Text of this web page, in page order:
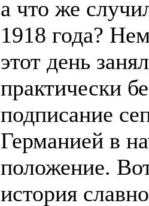
а что же
1918 года?
этот день
практически
подписание
Германией в
положение.
история